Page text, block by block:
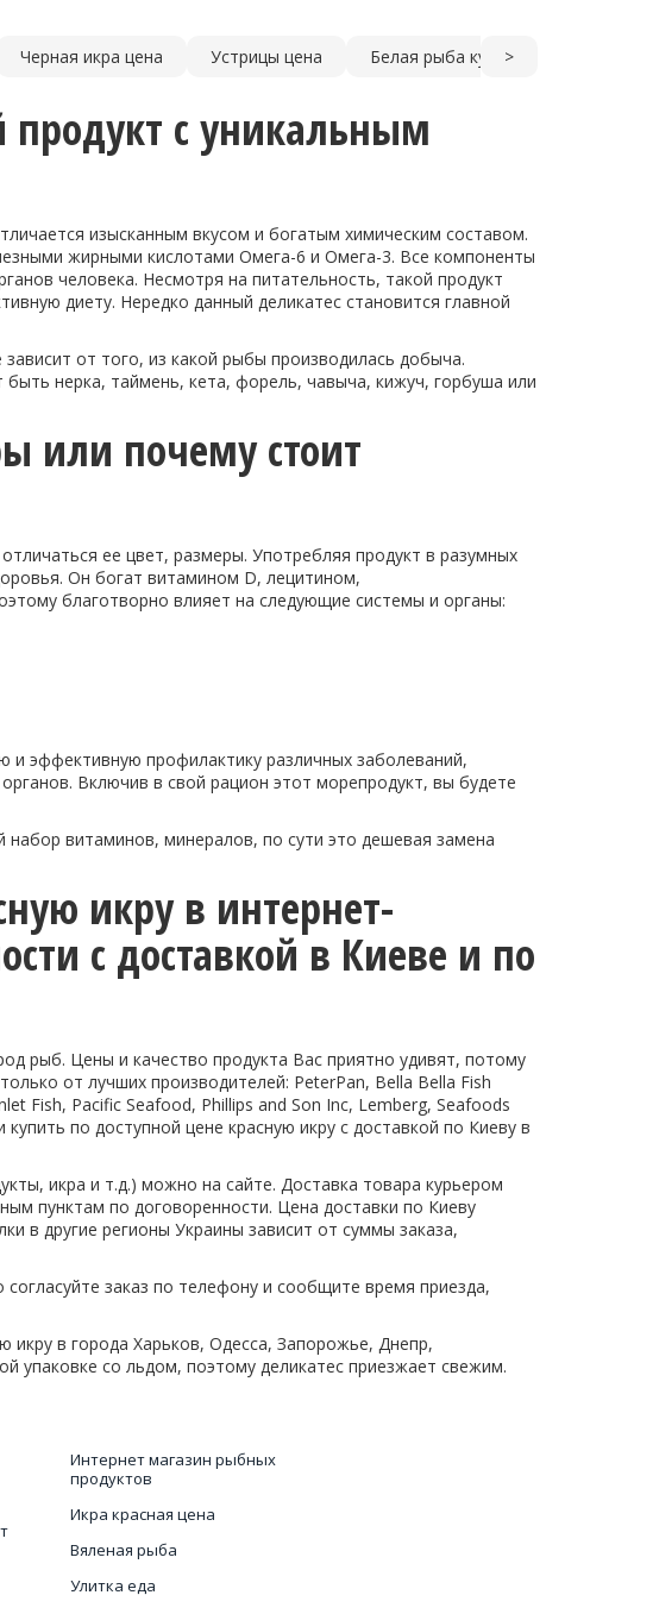
Черная икра цена Устрицы цена Белая рыба купить
>
с уникальным
изысканным вкусом и богатым химическим составом.
жирными кислотами Омега-6 и Омега-3. Все компоненты
человека. Несмотря на питательность, такой продукт
диету. Нередко данный деликатес становится главной
от того, из какой рыбы производилась добыча.
нерка, таймень, кета, форель, чавыча, кижуч, горбуша или
или почему стоит
ее цвет, размеры. Употребляя продукт в разумных
Он богат витамином D, лецитином,
благотворно влияет на следующие системы и органы:
и эффективную профилактику различных заболеваний,
Включив в свой рацион этот морепродукт, вы будете
витаминов, минералов, по сути это дешевая замена
икру в интернет-
с доставкой в Киеве и по
рыб. Цены и качество продукта Вас приятно удивят, потому
от лучших производителей: PeterPan, Bella Bella Fish
Fish, Pacific Seafood, Phillips and Son Inc, Lemberg, Seafoods
по доступной цене красную икру с доставкой по Киеву в
икра и т.д.) можно на сайте. Доставка товара курьером
пунктам по договоренности. Цена доставки по Киеву
в другие регионы Украины зависит от суммы заказа,
заказ по телефону и сообщите время приезда,
икру в города Харьков, Одесса, Запорожье, Днепр,
упаковке со льдом, поэтому деликатес приезжает свежим.
Интернет магазин рыбных
продуктов
Икра красная цена
Вяленая рыба
Улитка еда